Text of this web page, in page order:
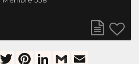
Messenger
TwitterPinterestLinkedIn
Gmail